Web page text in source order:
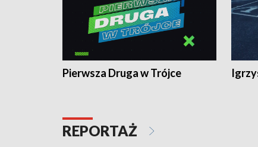
Pierwsza Druga w Trójce
REPORTAŻ